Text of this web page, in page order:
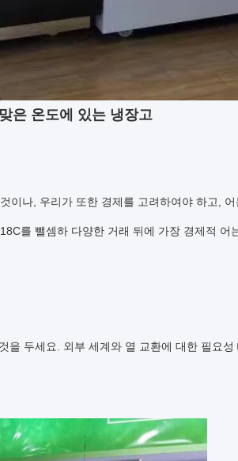
은 온도에 있는 냉장고
이나, 우리가 또한 경제를 고려하여야 하고,
를 뺄셈하 다양한 거래 뒤에 가장 경제적 어
을 두세요. 외부 세계와 열 교환에 대한 필요